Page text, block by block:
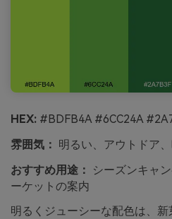
HEX: #BDFB4A #6CC24A
雰囲気： 明るい、アウトドア
おすすめ用途：
シーズンキャ
ーケットの案内
明るくジューシーな配色は、